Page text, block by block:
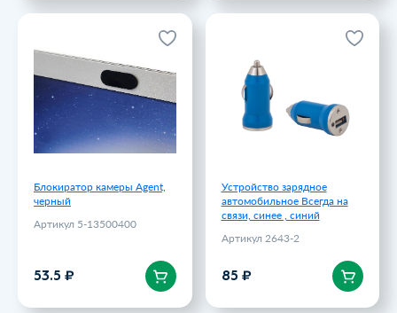
Блокиратор камеры Agent,
черный
Артикул 5-13500400
53.5 ₽
Блокиратор камеры Agent,
черный
Артикул 5-13500400
53.5 ₽
В корзину
Устройство зарядное
автомобильное Всегда на
связи, синее , синий
Артикул 2643-2
85 ₽
Устройство зарядное
автомобильное Всегда на
85 ₽